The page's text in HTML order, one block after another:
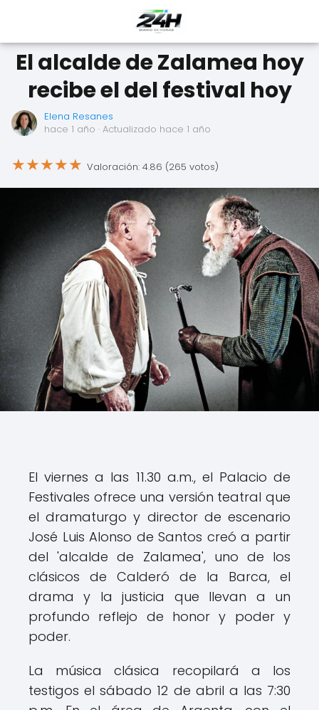
El alcalde de Zalamea hoy
recibe el del festival hoy
Elena Resanes
hace 1 año · Actualizado hace 1 año
★★★★★ Valoración: 4.86 (265 votos)
El viernes a las 11.30 a.m., el Palacio de
Festivales ofrece una versión teatral que
el dramaturgo y director de escenario
José Luis Alonso de Santos creó a partir
del 'alcalde de Zalamea', uno de los
clásicos de Calderó de la Barca, el
drama y la justicia que llevan a un
profundo reflejo de honor y poder y
poder.
La música clásica recopilará a los
testigos el sábado 12 de abril a las 7:30